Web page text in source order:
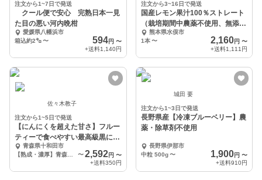
注文から1~7日で発送
クール便で安心 完熟日本一見
た目の悪い河内晩柑
愛媛県八幡浜市
箱込約2㌔〜 594円 〜
+送料1,140円
注文から3~16日で発送
国産レモン果汁100％ストレート
（栽培期間中農薬不使用、無添
加）熊本県水俣市
1本 〜 2,160円 〜
+送料1,111円
佐々木教子
注文から1~5日で発送
【にんにくを超えた甘さ】フルー
ティーで食べやすい最高級黒にん
にく青森県十和田市
〜 2,592円 〜
+送料350円
城田 要
注文から1~3日で発送
長野県産【冷凍ブルーベリー】農
薬・除草剤不使用
長野県伊那市
中粒 500g 〜 1,900円 〜
+送料910円